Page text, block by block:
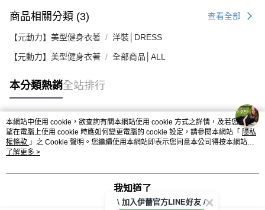
商品相關分類 (3) 查看全部
【元動力】美型健身衣著 洋裝│DRESS
【元動力】美型健身衣著 全部商品│ALL
本分類熱銷全站排行
熱門標籤
本網站中使用 cookie，欲查詢有關本網站使用 cookie 方式之詳情，及若您不希
望在電腦上使用 cookie 時應如何變更電腦的 cookie 設定，請參閱本網站「 隱私
權條款 」之 Cookie 聲明。您繼續使用本網站即表示您同意本公司得按本網站使
用條款之 Cookie 聲明使用 cookie。
了解更多 >
我知道了
\ 加入伊蕾官方LINE好友 /